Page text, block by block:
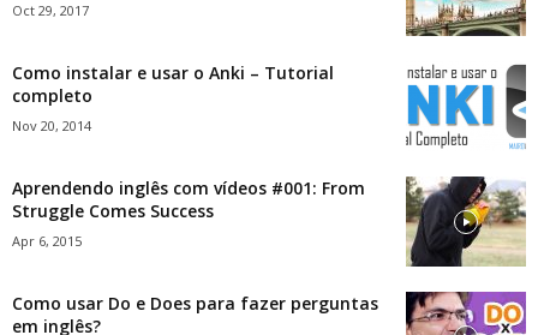
Oct 29, 2017
Como instalar e usar o Anki – Tutorial
completo
Nov 20, 2014
Aprendendo inglês com vídeos #001: From
Struggle Comes Success
Apr 6, 2015
Como usar Do e Does para fazer perguntas
em inglês?